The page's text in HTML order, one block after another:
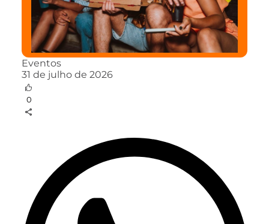
Eventos
31 de julho de 2026
0